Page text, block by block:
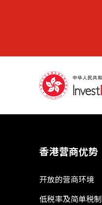
香港营商优势
开放的营商环境
低税率及简单税制